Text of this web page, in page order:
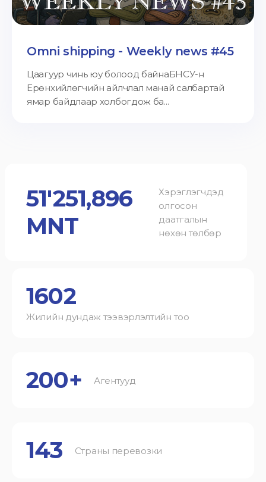
Omni shipping - Weekly news #45
Цаагуур чинь юу болоод байнаБНСУ-н
Ерөнхийлөгчийн айлчлал манай салбартай
ямар байдлаар холбогдож ба...
51'251,896
MNT
Хэрэглэгчдэд
олгосон
даатгалын
нөхөн төлбөр
1602
Жилийн дундаж тээвэрлэлтийн тоо
200+ Агентууд
143 Страны перевозки